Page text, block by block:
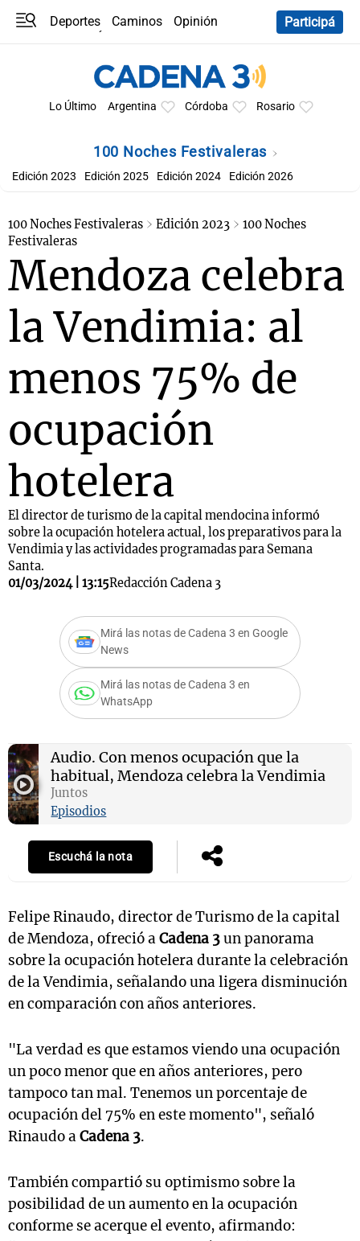
Deportes Caminos
Opinión
Participá
Lo Último Argentina Córdoba Rosario
100 Noches Festivaleras
Edición 2023 Edición 2025 Edición 2024 Edición 2026
100 Noches Festivaleras Edición 2023
100 Noches
Festivaleras
Mendoza celebra
la Vendimia: al
menos 75% de
ocupación
hotelera
El director de turismo de la capital mendocina informó
sobre la ocupación hotelera actual, los preparativos para la
Vendimia y las actividades programadas para Semana
Santa.
01/03/2024 | 13:15Redacción Cadena 3
Mirá las notas de Cadena 3 en Google
News
Mirá las notas de Cadena 3 en
WhatsApp
Audio. Con menos ocupación que la
habitual, Mendoza celebra la Vendimia
Juntos
Episodios
Escuchá la nota
Felipe Rinaudo, director de Turismo de la capital
de Mendoza, ofreció aCadena 3un panorama
sobre la ocupación hotelera durante la celebración
de la Vendimia, señalando una ligera disminución
en comparación con años anteriores.
"La verdad es que estamos viendo una ocupación
un poco menor que en años anteriores, pero
tampoco tan mal. Tenemos un porcentaje de
ocupación del 75% en este momento", señaló
Rinaudo aCadena 3.
También compartió su optimismo sobre la
posibilidad de un aumento en la ocupación
conforme se acerque el evento, afirmando:
Mundial 2026